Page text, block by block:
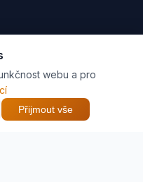
webu a pro
Přijmout vše